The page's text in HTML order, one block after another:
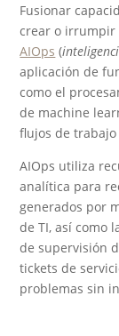
Fusionar
crear o irrumpir
AIOps (
aplicación de
como el
de machine
flujos de
AIOps utiliza
analítica para
generados por
de TI, así como
de supervisión
tickets de
problemas sin